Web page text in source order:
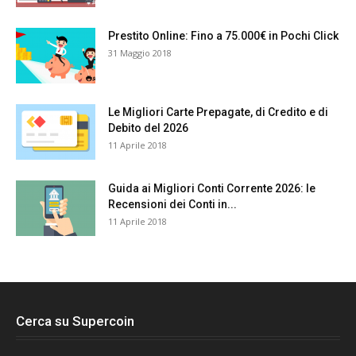
Prestito Online: Fino a 75.000€ in Pochi Click
31 Maggio 2018
Le Migliori Carte Prepagate, di Credito e di
Debito del 2026
11 Aprile 2018
Guida ai Migliori Conti Corrente 2026: le
Recensioni dei Conti in...
11 Aprile 2018
Cerca su Supercoin